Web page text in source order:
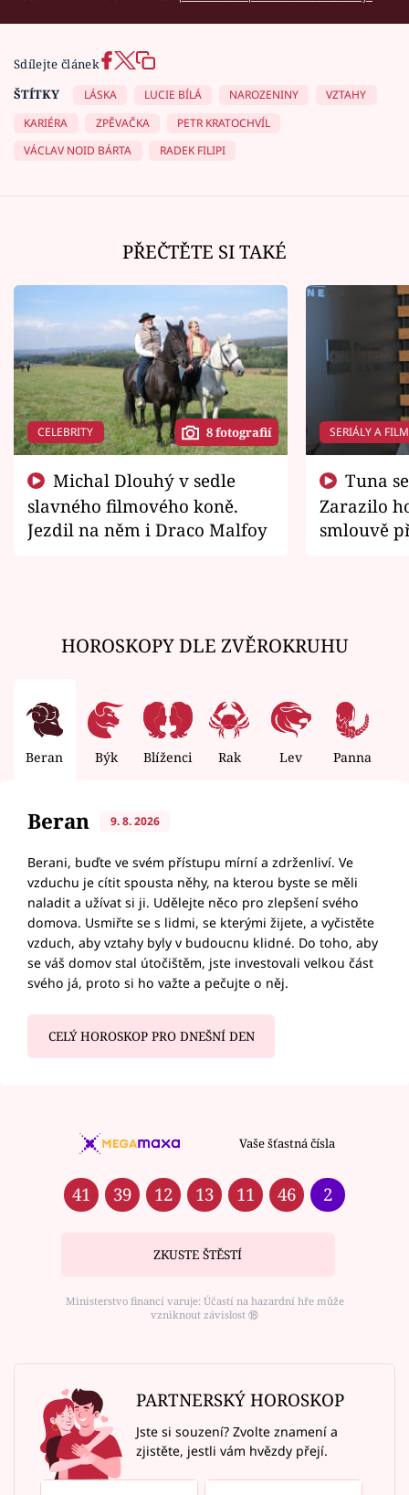
Sdílejte článek
ŠTÍTKY
LÁSKA LUCIE BÍLÁ NAROZENINY
VZTAHY
KARIÉRA
ZPĚVAČKA
PETR KRATOCHVÍL
VÁCLAV NOID BÁRTA
RADEK FILIPI
PŘEČTĚTE SI TAKÉ
CELEBRITY 8 fotografií
slavného filmového koně.
Jezdil na něm i Draco Malfoy
SERIÁLY A
Zarazilo
smlouvě
HOROSKOPY DLE ZVĚROKRUHU
Beran Býk Blíženci Rak Lev Panna
Beran 9. 8. 2026
Berani, buďte ve svém přístupu mírní a zdrženliví. Ve
vzduchu je cítit spousta něhy, na kterou byste se měli
naladit a užívat si ji. Udělejte něco pro zlepšení svého
domova. Usmiřte se s lidmi, se kterými žijete, a vyčistěte
vzduch, aby vztahy byly v budoucnu klidné. Do toho, aby
se váš domov stal útočištěm, jste investovali velkou část
svého já, proto si ho važte a pečujte o něj.
CELÝ HOROSKOP PRO DNEŠNÍ DEN
Vaše šťastná čísla
41 39 12 13 11 46 2
ZKUSTE ŠTĚSTÍ
Ministerstvo financí varuje: Účastí na hazardní hře může
vzniknout závislost ⑱
PARTNERSKÝ HOROSKOP
Jste si souzení? Zvolte znamení a
zjistěte, jestli vám hvězdy přejí.